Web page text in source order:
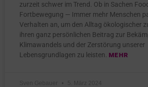
zurzeit schwer im Trend. Ob in Sachen
Fortbewegung — Immer mehr Menschen
Verhalten an, um den Alltag ökologischer
ihren ganz persönlichen Beitrag zur
Klimawandels und der Zerstörung unserer
Lebensgrundlagen zu leisten. MEHR
Sven Gebauer 5. März 2024